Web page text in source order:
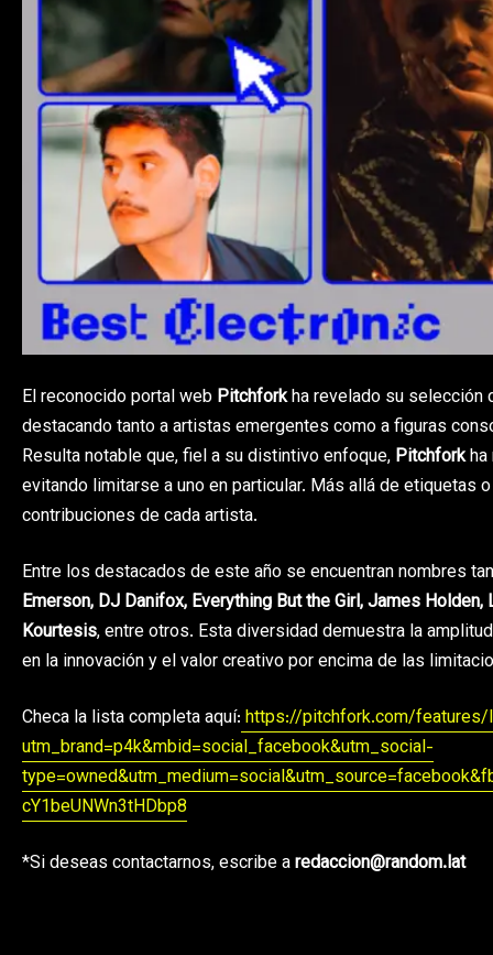
El reconocido portal web Pitchforkha revelado su selección
destacando tanto a artistas emergentes como a figuras
Resulta notable que, fiel a su distintivo enfoque, Pitchforkha
evitando limitarse a uno en particular. Más allá de
contribuciones de cada artista.
Entre los destacados de este año se encuentran nombres
Emerson, DJ Danifox, Everything But the Girl, James
Kourtesis, entre otros. Esta diversidad demuestra la
en la innovación y el valor creativo por encima de las
Checa la lista completa aquí: https://pitchfork.com/
utm_brand=p4k&mbid=social_facebook&utm_social-
cY1beUNWn3tHDbp8
*Si deseas contactarnos, escribe aredaccion@random.lat